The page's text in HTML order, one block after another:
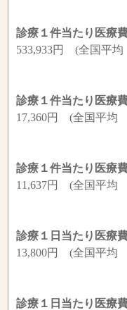
診療１件当たり医療
533,933円 (全国平均
診療１件当たり医療
17,360円 (全国平均
診療１件当たり医療
11,637円 (全国平均
診療１日当たり医療
13,800円 (全国平均
診療１日当たり医療